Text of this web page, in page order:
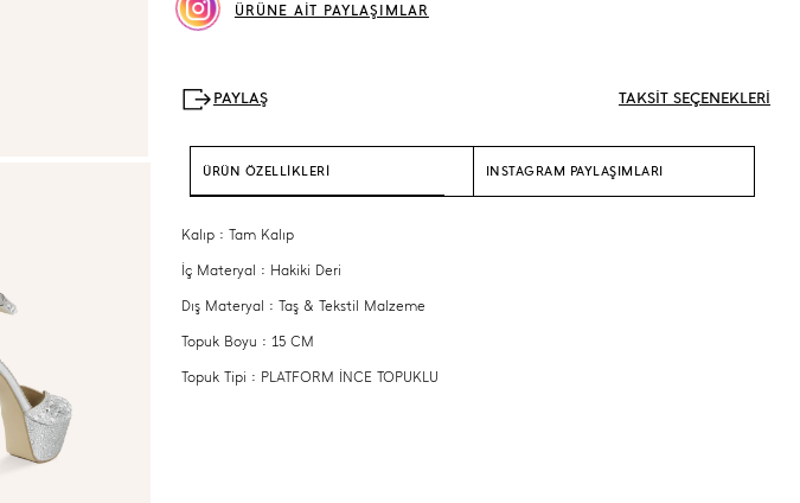
ÜRÜNE AİT PAYLAŞIMLAR
TAKSİT SEÇENEKLERİ
ÜRÜN ÖZELLİKLERİ INSTAGRAM PAYLAŞIMLARI
Kalıp : Tam Kalıp
İç Materyal : Hakiki Deri
Dış Materyal : Taş & Tekstil Malzeme
Topuk Boyu : 15 CM
Topuk Tipi : PLATFORM İNCE TOPUKLU